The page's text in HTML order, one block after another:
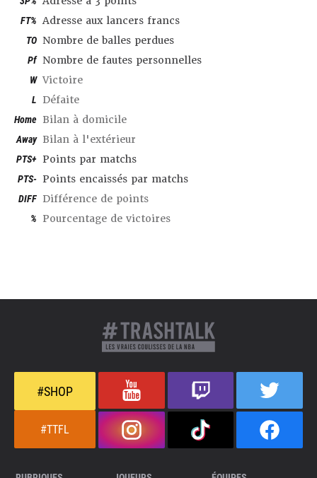
FT% Adresse aux lancers francs
TO Nombre de balles perdues
Pf Nombre de fautes personnelles
W Victoire
L Défaite
Home Bilan à domicile
Away Bilan à l'extérieur
PTS+ Points par matchs
PTS- Points encaissés par matchs
DIFF Différence de points
% Pourcentage de victoires
#SHOP
#TTFL